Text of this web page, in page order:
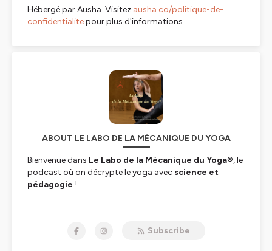
Hébergé par Ausha. Visitez ausha.co/politique-de-
confidentialitepour plus d'informations.
ABOUT LE LABO DE LA MÉCANIQUE DU YOGA
Bienvenue dans Le Labo de la Mécanique du Yoga®, le
podcast où on décrypte le yoga avecscience et
pédagogie !
l’aéronautique pourla mécanique du corps humain
Subscribe